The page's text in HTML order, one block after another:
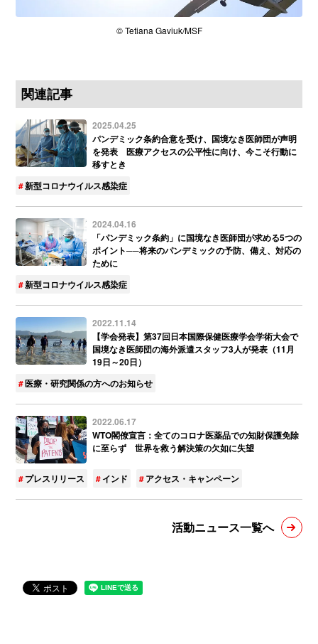
© Tetiana Gaviuk/MSF
関連記事
2025.04.25
パンデミック条約合意を受け、国境なき医師団が声明
を発表 医療アクセスの公平性に向け、今こそ行動に
移すとき
新型コロナウイルス感染症
2024.04.16
「パンデミック条約」に国境なき医師団が求める5つの
ポイント──将来のパンデミックの予防、備え、対応の
ために
新型コロナウイルス感染症
2022.11.14
【学会発表】第37回日本国際保健医療学会学術大会で
国境なき医師団の海外派遣スタッフ3人が発表（11月
19日～20日）
医療・研究関係の方へのお知らせ
2022.06.17
WTO閣僚宣言：全てのコロナ医薬品での知財保護免除
に至らず 世界を救う解決策の欠如に失望
プレスリリース インド アクセス・キャンペーン
活動ニュース一覧へ